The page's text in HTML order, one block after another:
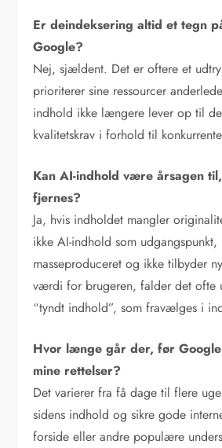
Er deindeksering altid et tegn
Google?
Nej, sjældent. Det er oftere et
prioriterer sine ressourcer
indhold ikke længere lever op til
kvalitetskrav i forhold til
Kan AI-indhold være årsagen
fjernes?
Ja, hvis indholdet mangler
ikke AI-indhold som
masseproduceret og ikke tilbyder
værdi for brugeren, falder det ofte
“tyndt indhold”, som fravælges i
Hvor længe går der, før
mine rettelser?
Det varierer fra få dage til flere
sidens indhold og sikre gode
forside eller andre populære